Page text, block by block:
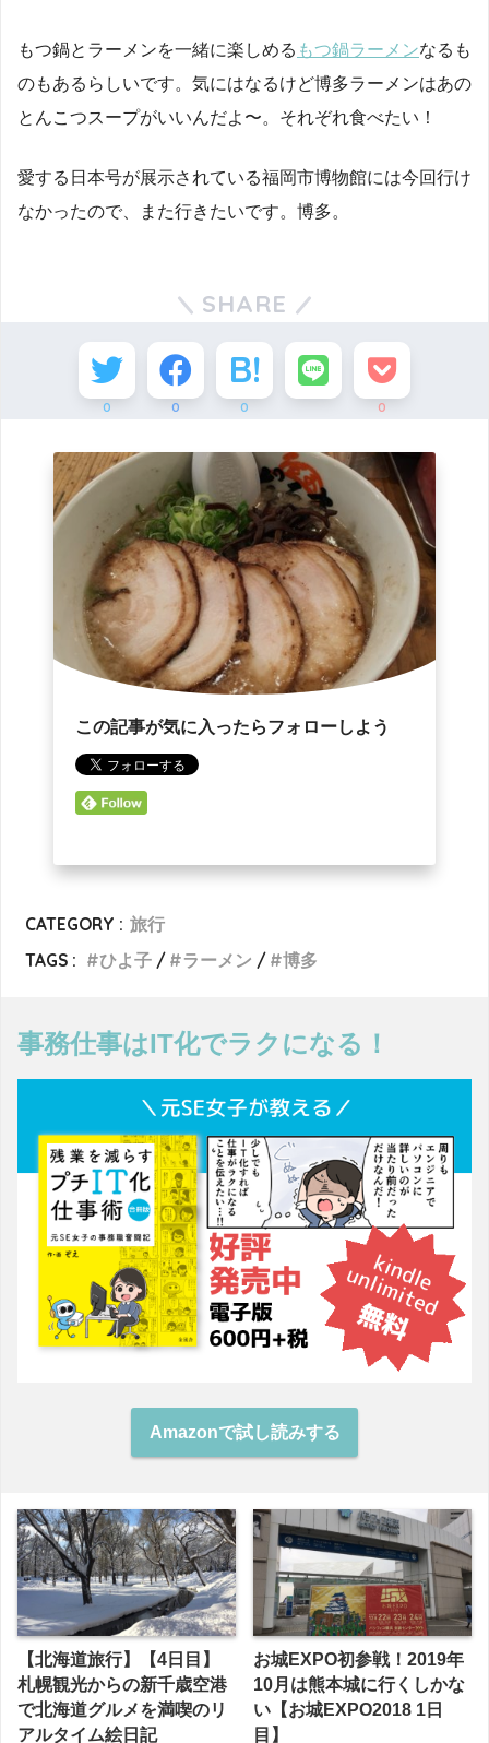
もつ鍋とラーメンを一緒に楽しめる もつ鍋ラーメンなるも
のもあるらしいです。気にはなるけど博多ラーメンはあの
とんこつスープがいいんだよ〜。それぞれ食べたい！
愛する日本号が展示されている福岡市博物館には今回行け
なかったので、また行きたいです。博多。
SHARE
0 0 0 0
この記事が気に入ったらフォローしよう
CATEGORY : 旅行
TAGS :
ひよ子 ラーメン 博多
事務仕事はIT化でラクになる！
Amazonで試し読みする
【北海道旅行】【4日目】
札幌観光からの新千歳空港
で北海道グルメを満喫のリ
アルタイム絵日記
お城EXPO初参戦！2019年
10月は熊本城に行くしかな
い【お城EXPO2018 1日
目】